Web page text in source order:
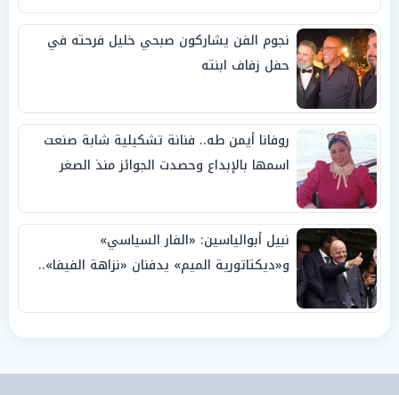
نجوم الفن يشاركون صبحي خليل فرحته في
حفل زفاف ابنته
روفانا أيمن طه.. فنانة تشكيلية شابة صنعت
اسمها بالإبداع وحصدت الجوائز منذ الصغر
نبيل أبوالياسين: «الفار السياسي»
و«ديكتاتورية الميم» يدفنان «نزاهة الفيفا»..